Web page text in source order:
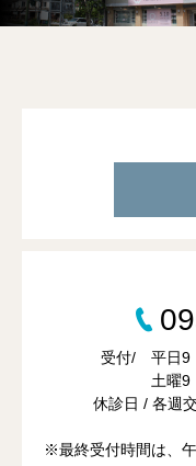
受付/ 平日9
土曜9：
休診日 / 各週
※最終受付時間は、